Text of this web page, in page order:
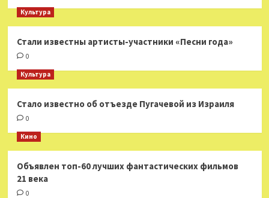
Культура
Стали известны артисты-участники «Песни года»
0
Культура
Стало известно об отъезде Пугачевой из Израиля
0
Кино
Объявлен топ-60 лучших фантастических фильмов
21 века
0